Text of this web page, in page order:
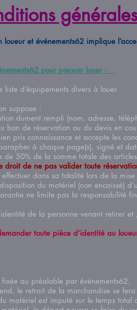
loueur et événements62 implique
pour pouvoir louer :
liste d’équipements divers à louer.
suppose :
dument rempli (nom, adresse,
bon de réservation ou du devis en
pris connaissance et accepte les
à chaque page(s), signé et
de 50% de la somme totale des
droit de ne pas valider toute
dans sa totalité lors de la
du matériel (non encaissé)
ne limite pas la responsabilité
de la personne venant retirer
toute pièce d’identité au
fixée au préalable par
le retrait de la marchandise se
matériel est imputé sur le temps